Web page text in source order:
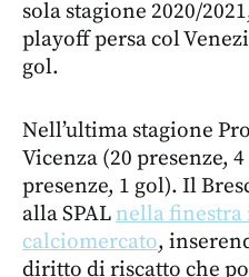
sola stagione 2020/
playoff persa col
gol.
Nell’ultima stagione
Vicenza (20 presenze,
presenze, 1 gol). Il
alla SPAL nella finestra
calciomercato,
diritto di riscatto che